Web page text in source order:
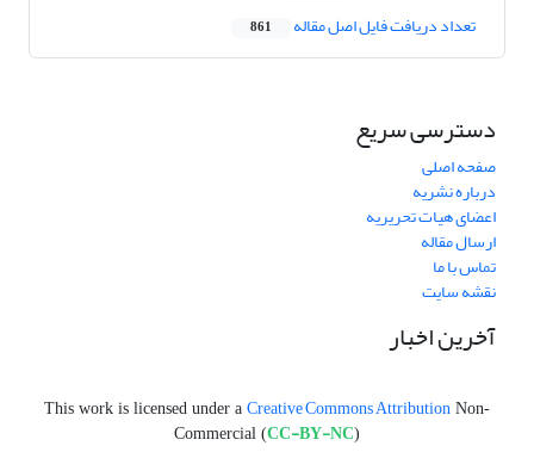
تعداد دریافت فایل اصل مقاله 861
دسترسی سریع
صفحه اصلی
درباره نشریه
اعضای هیات تحریریه
ارسال مقاله
تماس با ما
نقشه سایت
آخرین اخبار
This work is licensed under a Creative Commons Attribution Non-
Commercial (CC-BY-NC)